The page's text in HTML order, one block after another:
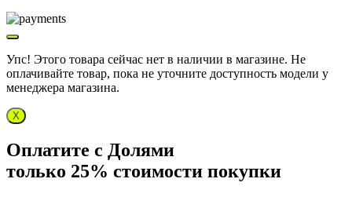
Упс! Этого товара сейчас нет в наличии в магазине. Не
оплачивайте товар, пока не уточните доступность модели у
менеджера магазина.
X
Оплатите с Долями
только 25% стоимости покупки